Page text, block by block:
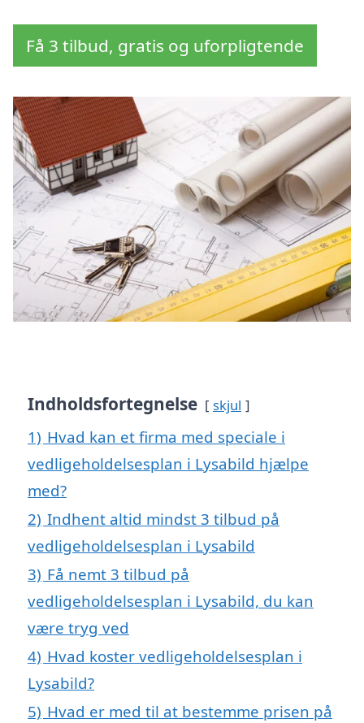
Få 3 tilbud, gratis og uforpligtende
Indholdsfortegnelse skjul
1) Hvad kan et firma med speciale i
vedligeholdelsesplan i Lysabild hjælpe
med?
2) Indhent altid mindst 3 tilbud på
vedligeholdelsesplan i Lysabild
3) Få nemt 3 tilbud på
vedligeholdelsesplan i Lysabild, du kan
være tryg ved
4) Hvad koster vedligeholdelsesplan i
Lysabild?
5) Hvad er med til at bestemme prisen på